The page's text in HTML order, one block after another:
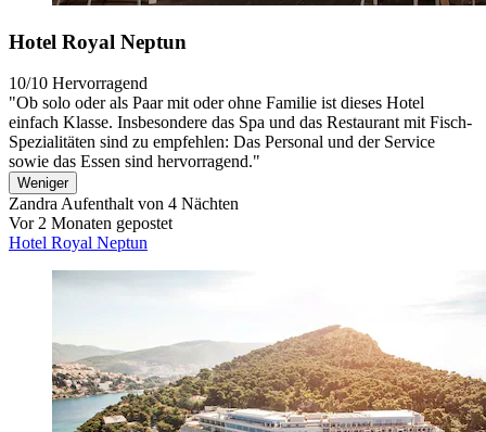
Hotel Royal Neptun
10/10 Hervorragend
"Ob solo oder als Paar mit oder ohne Familie ist dieses Hotel
einfach Klasse. Insbesondere das Spa und das Restaurant mit Fisch-
Spezialitäten sind zu empfehlen: Das Personal und der Service
sowie das Essen sind hervorragend."
Weniger
ZandraAufenthalt von 4 Nächten
Vor 2 Monaten gepostet
Hotel Royal Neptun